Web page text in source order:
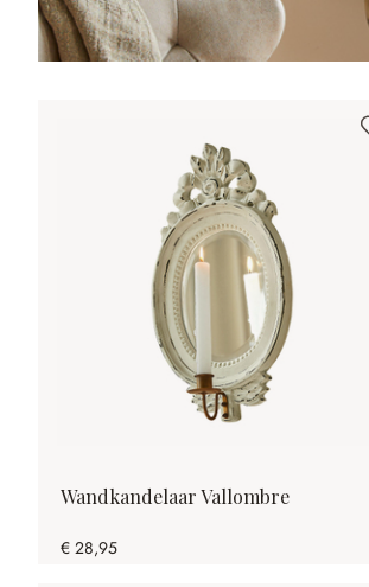
Wandkandelaar Vallombre
€ 28,95